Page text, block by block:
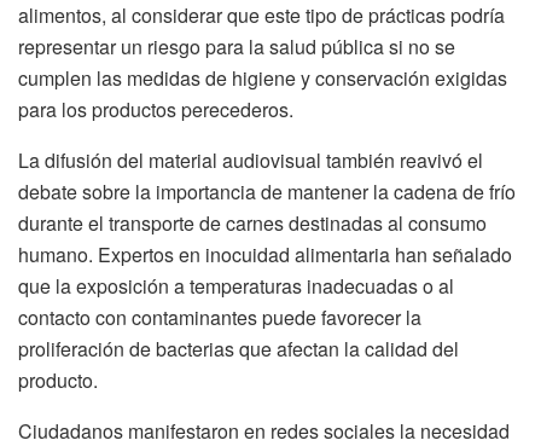
alimentos, al considerar que este tipo de prácticas podría
representar un riesgo para la salud pública si no se
cumplen las medidas de higiene y conservación exigidas
para los productos perecederos.
La difusión del material audiovisual también reavivó el
debate sobre la importancia de mantener la cadena de frío
durante el transporte de carnes destinadas al consumo
humano. Expertos en inocuidad alimentaria han señalado
que la exposición a temperaturas inadecuadas o al
contacto con contaminantes puede favorecer la
proliferación de bacterias que afectan la calidad del
producto.
Ciudadanos manifestaron en redes sociales la necesidad